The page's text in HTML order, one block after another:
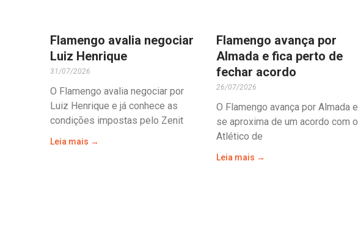
Flamengo avalia negociar
Luiz Henrique
31/07/2026
O Flamengo avalia negociar por
Luiz Henrique e já conhece as
condições impostas pelo Zenit
Leia mais →
Flamengo avança por
Almada e fica perto de
fechar acordo
26/07/2026
O Flamengo avança por Almada e
se aproxima de um acordo com o
Atlético de
Leia mais →